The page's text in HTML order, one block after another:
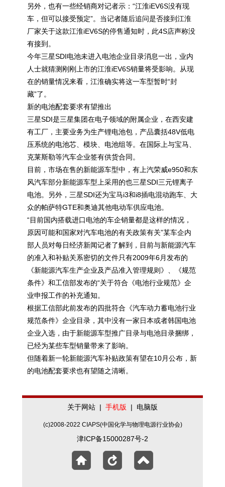
另外，也有一些经销商对记者示：“江淮iEV6S没有现
车，但可以接受预定”。当记者随后追问是否接到江淮
厂家关于这款江淮iEV6S的停售通知时，此4S店声称没
有接到。
今年三星SDI电池未进入电池企业目录消息一出，业内
人士就猜测刚刚上市的江淮iEV6S销量将受影响。从现
在的销量情况来看，江淮确实将这一车型暂时“封
藏”了。
新的电池配套要求有望推出
三星SDI是三星集团在电子领域的附属企业，在西安建
有工厂，主要业务为生产锂电池包，产品囊括48V低电
压系统的电池芯、模块、电池组等。在国际上与宝马、
克莱斯勒等汽车企业签有供货合同。
目前，市场在售的新能源车型中，有上汽荣威e950和东
风汽车部分新能源车型上采用的也三星SDI三元锂离子
电池。另外，三星SDI还为宝马i3和i8插电混动跑车、大
众的帕萨特GTE和奥迪其他电动车供应电池。
“目前国内搭载进口电池的车企销量都是这样的情况，
原因可能和国家对汽车电池的有关政策有关”某车企内
部人员对每日经济新闻记者了解到，目前与新能源汽车
的准入和补贴关系密切的文件只有2009年6月发布的
《新能源汽车生产企业及产品准入管理规则》、《规范
条件》和工信部发布的“关于符合《电池行业规范》企
业申报工作的补充通知。
根据工信部此前发布的四批符合《汽车动力蓄电池行业
规范条件》企业目录，其中没有一家日本或者韩国电池
企业入选，由于新能源车型推广目录与电池目录捆绑，
已经为某些车型销量带来了影响。
但随着新一轮新能源汽车补贴政策有望在10月公布，新
的电池配套要求也有望随之清晰。
关于网站 | 手机版 | 电脑版
(c)2008-2022 CIAPS(中国化学与物理电源行业协会)
津ICP备15000287号-2